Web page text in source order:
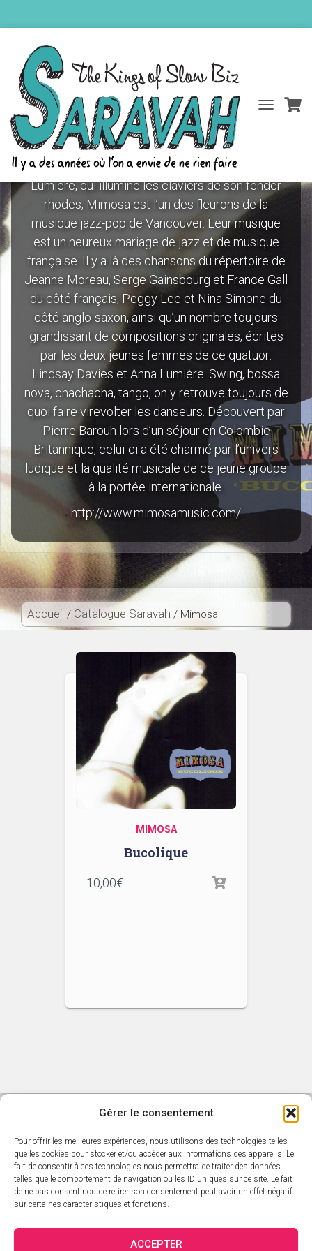
Gérer le consentement
Pour offrir les meilleures expériences, nous utilisons des technologies telles
que les cookies pour stocker et/ou accéder aux informations des appareils. Le
fait de consentir à ces technologies nous permettra de traiter des données
telles que le comportement de navigation ou les ID uniques sur ce site. Le fait
de ne pas consentir ou de retirer son consentement peut avoir un effet négatif
sur certaines caractéristiques et fonctions.
ACCEPTER
DÉPLIER
Mimosa
Emmené par la pianiste et compositrice Anna
Lumière, qui illumine les claviers de son fender
rhodes, Mimosa est l’un des fleurons de la
musique jazz-pop de Vancouver. Leur musique
est un heureux mariage de jazz et de musique
française. Il y a là des chansons du répertoire de
Jeanne Moreau, Serge Gainsbourg et France Gall
du côté français, Peggy Lee et Nina Simone du
côté anglo-saxon, ainsi qu’un nombre toujours
grandissant de compositions originales, écrites
par les deux jeunes femmes de ce quatuor:
Lindsay Davies et Anna Lumière. Swing, bossa
nova, chachacha, tango, on y retrouve toujours de
quoi faire virevolter les danseurs. Découvert par
Pierre Barouh lors d’un séjour en Colombie
Britannique, celui-ci a été charmé par l’univers
ludique et la qualité musicale de ce jeune groupe
à la portée internationale.
http://www.mimosamusic.com/
Accueil / Catalogue Saravah / Mimosa
MIMOSA
Bucolique
10,00€
ACCUEIL L’ACTUALITÉ SARAVAH
CATALOGUE SARAVAH LES ARTISTES